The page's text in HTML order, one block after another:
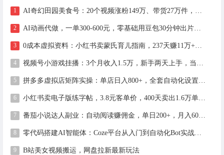
AI奇幻田园美食号：20个视频涨粉149万、带货27万件，手把手拆解教程（含工具）
AI动画代做，一单300-600元，零基础用豆包30分钟出片，长期接单渠道公开
0成本虚拟资料：小红书卖蒙氏育儿指南，237天赚11万+（附全流程操作）
视频号小游戏挂播：3个月收入1.5万，新手两天上手，当天见收益
拼多多虚拟店矩阵实操：单店日入800+，全套自动化设置教学
小红书卖电子版练字帖，3.8元客单价，400天卖出1.6万单的全流程拆解
番茄小说达人副业：自动阅读赚佣金，单日200+，月入6000-15000
零代码搭建AI智能体：Coze平台从入门到自动化Bot实战全攻略
B站美女视频搬运，网盘拉新最新玩法